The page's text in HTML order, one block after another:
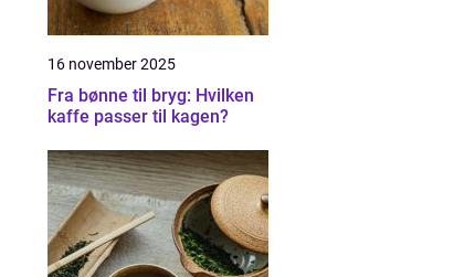
16 november 2025
Fra bønne til bryg: Hvilken
kaffe passer til kagen?